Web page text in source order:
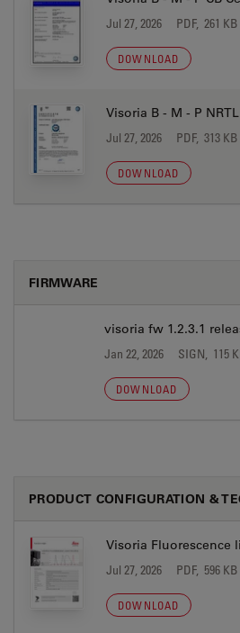
Jul 27, 2026 PDF, 261 KB
DOWNLOAD
Visoria B - M - P
Jul 27, 2026 PDF, 313 KB
DOWNLOAD
FIRMWARE
visoria fw 1.2.3.1
Jan 22, 2026 SIGN, 115
DOWNLOAD
PRODUCT CONFIGURATION &
Visoria Fluorescence
Jul 27, 2026 PDF, 596 KB
DOWNLOAD